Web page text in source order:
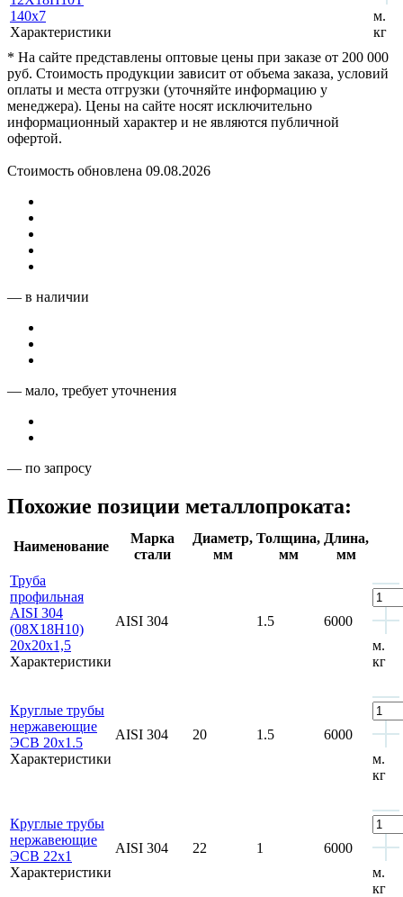
140x7
Характеристики
м.
кг
* На сайте представлены оптовые цены при заказе от 200 000
руб. Стоимость продукции зависит от объема заказа, условий
оплаты и места отгрузки (уточняйте информацию у
менеджера). Цены на сайте носят исключительно
информационный характер и не являются публичной
офертой.
Стоимость обновлена 09.08.2026
— в наличии
— мало, требует уточнения
— по запросу
Похожие позиции металлопроката:
Наименование
Марка
стали
Диаметр,
мм
Толщина,
мм
Длина,
мм
Труба
профильная
AISI 304
(08Х18Н10)
20x20x1,5
Характеристики
AISI 304 1.5
6000
м.
кг
Круглые трубы
нержавеющие
ЭСВ 20x1.5
Характеристики
AISI 304 20 1.5
6000
м.
кг
Круглые трубы
нержавеющие
ЭСВ 22x1
Характеристики
AISI 304 22 1
6000
м.
кг